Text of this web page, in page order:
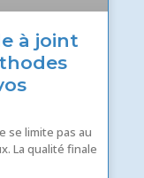
à joint
se limite pas au
La qualité finale